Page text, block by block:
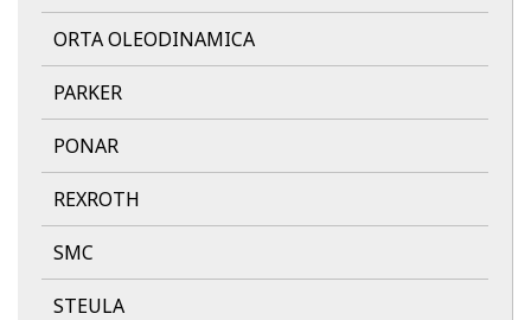
ORTA OLEODINAMICA
PARKER
PONAR
REXROTH
SMC
STEULA